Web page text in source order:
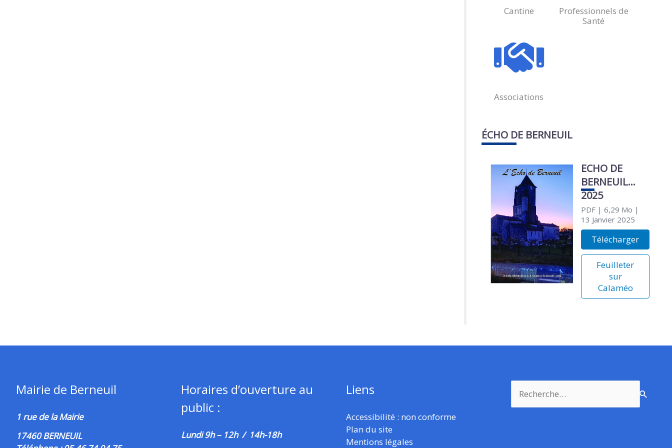
Cantine
Professionnels de
Santé
Associations
ÉCHO DE BERNEUIL
ECHO DE
BERNEUIL
2025
PDF| 6,29 Mo |
13 Janvier 2025
Télécharger
Feuilleter
sur
Calaméo
Mairie de Berneuil
1 rue de la Mairie
17460 BERNEUIL
Horaires d’ouverture au
public :
Lundi 9h – 12h / 14h-18h
Liens
Accessibilité : non conforme
Plan du site
Mentions légales